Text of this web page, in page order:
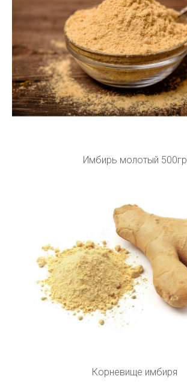
Имбирь молотый 500гр
Корневище имбиря